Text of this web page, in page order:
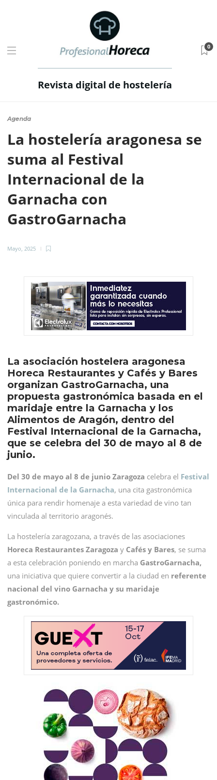
Revista digital de hostelería
0
Agenda
La hostelería aragonesa se
suma al Festival
Internacional de la
Garnacha con
GastroGarnacha
Mayo, 2025
La asociación hostelera aragonesa
Horeca Restaurantes y Cafés y Bares
organizan GastroGarnacha, una
propuesta gastronómica basada en el
maridaje entre la Garnacha y los
Alimentos de Aragón, dentro del
Festival Internacional de la Garnacha,
que se celebra del 30 de mayo al 8 de
junio.
Del 30 de mayo al 8 de junio Zaragoza celebra el Festival
Internacional de la Garnacha, una cita gastronómica
única para rendir homenaje a esta variedad de vino tan
vinculada al territorio aragonés.
La hostelería zaragozana, a través de las asociaciones
Horeca Restaurantes Zaragoza y Cafés y Bares, se suma
a esta celebración poniendo en marcha GastroGarnacha,
una iniciativa que quiere convertir a la ciudad en referente
nacional del vino Garnacha y su maridaje
gastronómico.